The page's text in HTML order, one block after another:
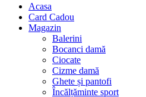
Acasa
Card Cadou
Magazin
Balerini
Bocanci damă
Ciocate
Cizme damă
Ghete și pantofi
Încălțăminte sport